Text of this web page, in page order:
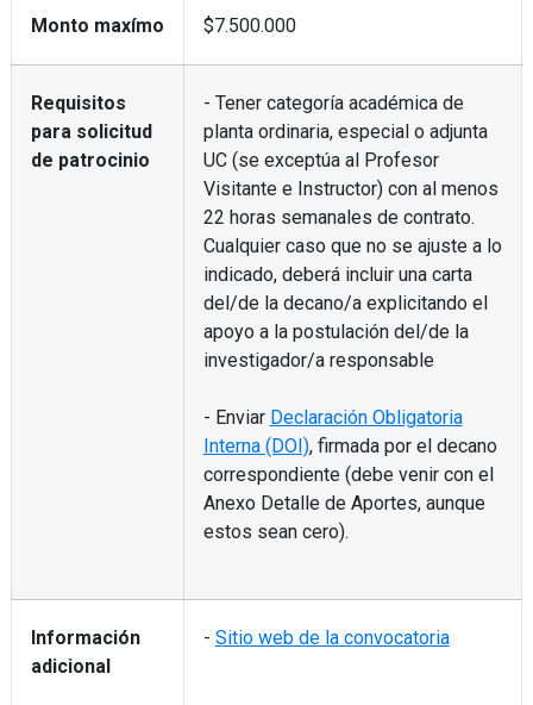
Monto maxímo $7.500.000
Requisitos
para solicitud
de patrocinio
- Tener categoría académica de
planta ordinaria, especial o adjunta
UC (se exceptúa al Profesor
Visitante e Instructor) con al menos
22 horas semanales de contrato.
Cualquier caso que no se ajuste a lo
indicado, deberá incluir una carta
del/de la decano/a explicitando el
apoyo a la postulación del/de la
investigador/a responsable
- Enviar Declaración Obligatoria
Interna (DOI), firmada por el decano
correspondiente (debe venir con el
Anexo Detalle de Aportes, aunque
estos sean cero).
Información
adicional
- Sitio web de la convocatoria